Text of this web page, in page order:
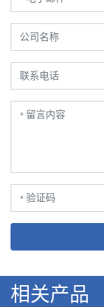
相关产品